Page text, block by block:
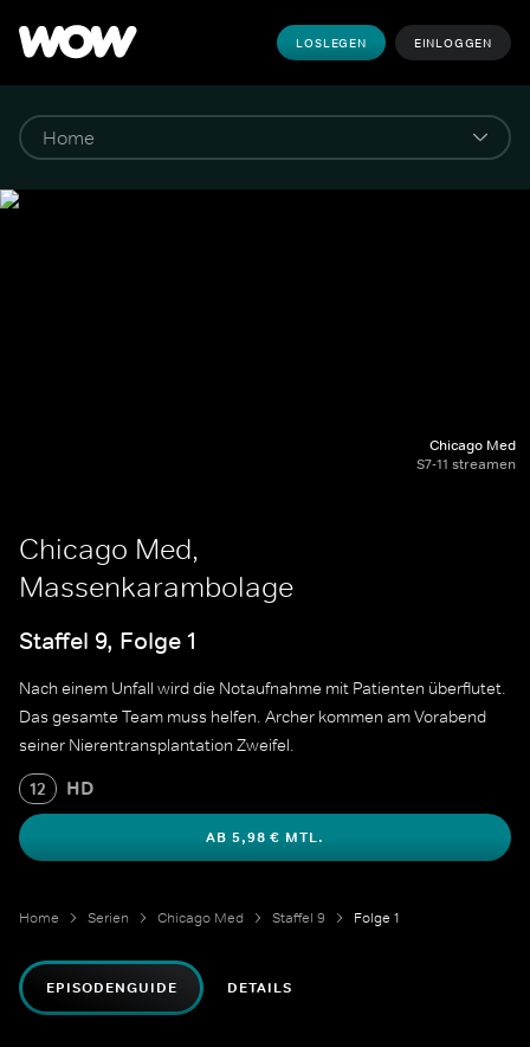
LOSLEGEN EINLOGGEN
Chicago Med
S7-11 streamen
Chicago Med,
Massenkarambolage
Staffel 9, Folge 1
Nach einem Unfall wird die Notaufnahme mit Patienten überflutet.
Das gesamte Team muss helfen. Archer kommen am Vorabend
seiner Nierentransplantation Zweifel.
12 HD
AB 5,98 € MTL.
Home Serien Chicago Med Staffel 9 Folge 1
EPISODENGUIDE DETAILS